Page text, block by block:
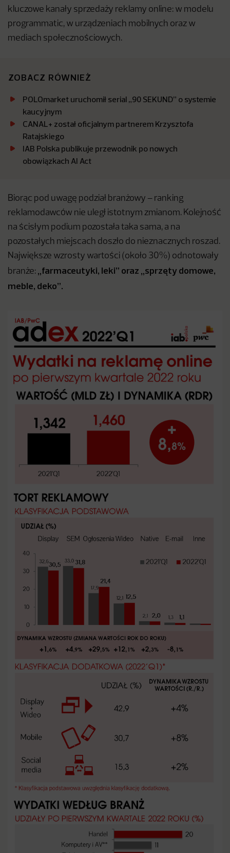
kluczowe kanały sprzedaży reklamy online: w modelu
programmatic, w urządzeniach mobilnych oraz w
mediach społecznościowych.
ZOBACZ RÓWNIEŻ
POLOmarket uruchomił serial „90 SEKUND” o systemie
kaucyjnym
CANAL+ został oficjalnym partnerem Krzysztofa
Ratajskiego
IAB Polska publikuje przewodnik po nowych
obowiązkach AI Act
Biorąc pod uwagę podział branżowy – ranking
reklamodawców nie uległ istotnym zmianom. Kolejność
na ścisłym podium pozostała taka sama, a na
pozostałych miejscach doszło do nieznacznych roszad.
Największe wzrosty wartości (około 30%) odnotowały
branże: „farmaceutyki, leki” oraz „sprzęty domowe,
meble, deko”.